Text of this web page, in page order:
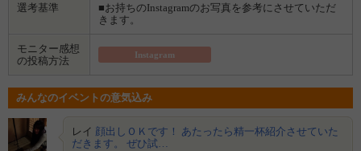
選考基準
■お持ちのInstagramのお写真を参考にさせていただ
きます。
モニター感想
の投稿方法
Instagram
みんなのイベントの意気込み
レイ 顔出しＯＫです！ あたったら精一杯紹介させていた
だきます。 ぜひ試…